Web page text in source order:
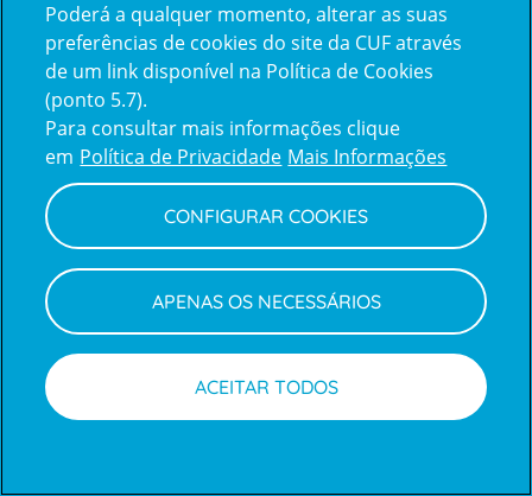
Inicie sessão com a Apple
Centro de Apoio ao Cliente | Política de Privacidade e Cookies
Poderá a qualquer momento, alterar as suas
preferências de cookies do site da CUF através
de um link disponível na Política de Cookies
(ponto 5.7).
Para consultar mais informações clique
em Política de Privacidade Mais Informações
CONFIGURAR COOKIES
APENAS OS NECESSÁRIOS
ACEITAR TODOS